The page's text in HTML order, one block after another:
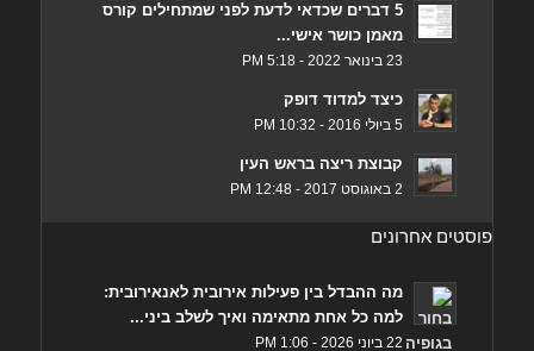
5 דברים שכדאי לדעת לפני שמתחילים קורס
מאמן כושר אישי...
23 בינואר 2022 - 5:18 PM
כיצד למדוד דופק
5 ביולי 2016 - 10:32 PM
קבוצת ריצה בראש העין
2 באוגוסט 2017 - 12:48 PM
פוסטים אחרונים
מה ההבדל בין פעילות אירובית לאנאירובית:
למה כל אחת מתאימה ואיך לשלב ביני...
22 ביוני 2026 - 1:06 PM